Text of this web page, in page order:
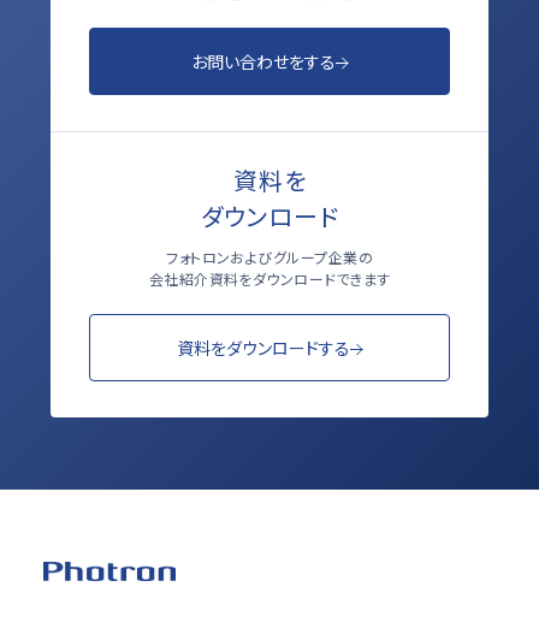
お問い合わせをする
資料を
ダウンロード
フォトロンおよびグループ企業の
会社紹介資料をダウンロードできます
資料をダウンロードする